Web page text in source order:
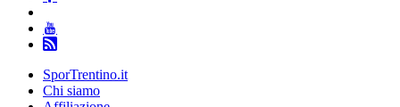
SporTrentino.it
Chi siamo